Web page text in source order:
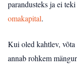
parandusteks ja ei
omakapital.
Kui oled kahtlev,
annab rohkem